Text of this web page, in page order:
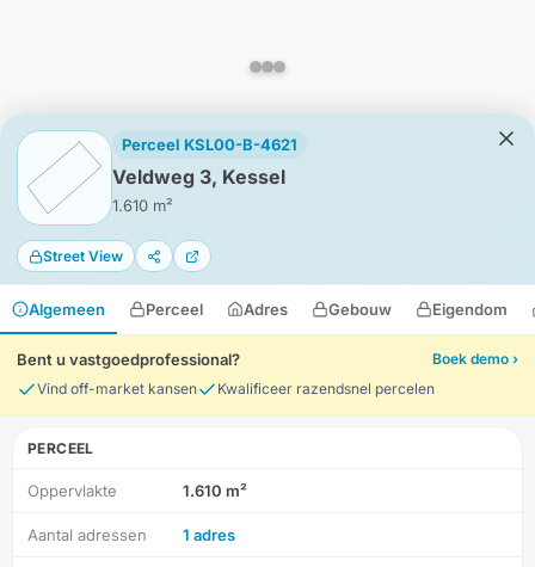
Perceel KSL00-B-4621
Veldweg 3, Kessel
1.610 m²
Street View
Algemeen Perceel Adres Gebouw Eigendom
Bent u vastgoedprofessional?
Boek demo ›
Vind off-market kansen
Kwalificeer razendsnel percelen
PERCEEL
Oppervlakte 1.610 m²
Aantal adressen 1 adres